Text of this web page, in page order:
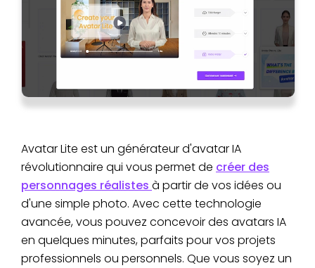
Avatar Lite est un générateur d'avatar IA
révolutionnaire qui vous permet de créer des
personnages réalistes à partir de vos idées ou
d'une simple photo. Avec cette technologie
avancée, vous pouvez concevoir des avatars IA
en quelques minutes, parfaits pour vos projets
professionnels ou personnels. Que vous soyez un